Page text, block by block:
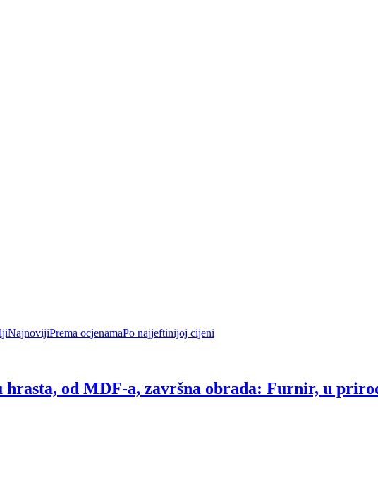
NajnovijiPrema ocjenamaPo najjeftinijoj cijeni
hrasta, od MDF-a, završna obrada: Furnir, u